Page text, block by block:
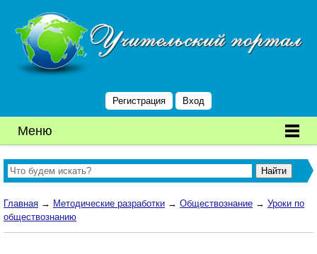
Регистрация Вход
Меню
Главная → Методические разработки → Обществознание → Уроки по
обществознанию